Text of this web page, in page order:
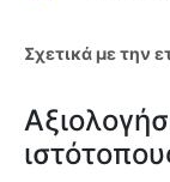
Σχετικά με την